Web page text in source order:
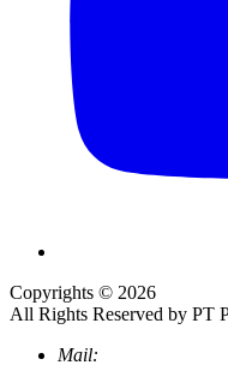
Copyrights © 2026
All Rights Reserved by PT
Mail: